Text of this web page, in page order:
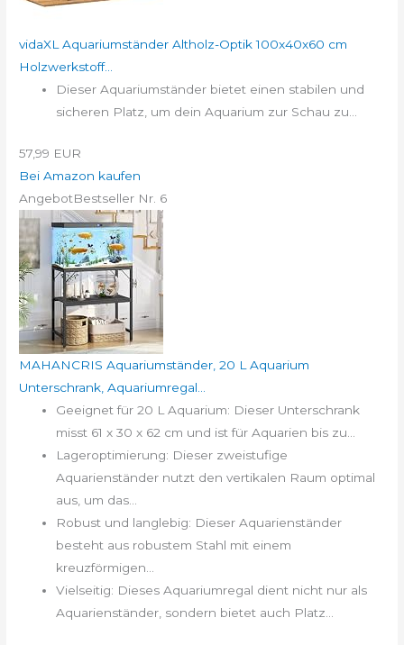
vidaXL Aquariumständer Altholz-Optik 100x40x60 cm
Holzwerkstoff...
Dieser Aquariumständer bietet einen stabilen und
sicheren Platz, um dein Aquarium zur Schau zu...
57,99 EUR
Bei Amazon kaufen
AngebotBestseller Nr. 6
MAHANCRIS Aquariumständer, 20 L Aquarium
Unterschrank, Aquariumregal...
Geeignet für 20 L Aquarium: Dieser Unterschrank
misst 61 x 30 x 62 cm und ist für Aquarien bis zu...
Lageroptimierung: Dieser zweistufige
Aquarienständer nutzt den vertikalen Raum optimal
aus, um das...
Robust und langlebig: Dieser Aquarienständer
besteht aus robustem Stahl mit einem
kreuzförmigen...
Vielseitig: Dieses Aquariumregal dient nicht nur als
Aquarienständer, sondern bietet auch Platz...